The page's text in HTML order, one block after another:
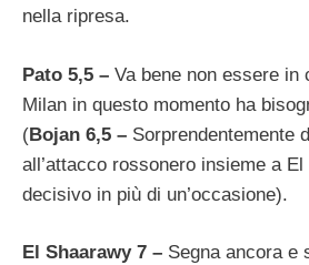
nella ripresa.
Pato 5,5 – Va bene non essere in
Milan in questo momento ha
(Bojan 6,5 – Sorprendentemente
all’attacco rossonero insieme a
decisivo in più di un’occasione).
El Shaarawy 7 – Segna ancora e